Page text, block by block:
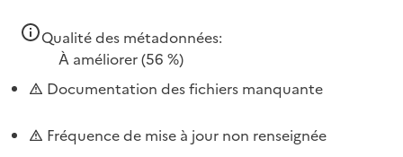
Qualité des métadonnées:
À améliorer(56 %)
Documentation des fichiers manquante
Fréquence de mise à jour non renseignée